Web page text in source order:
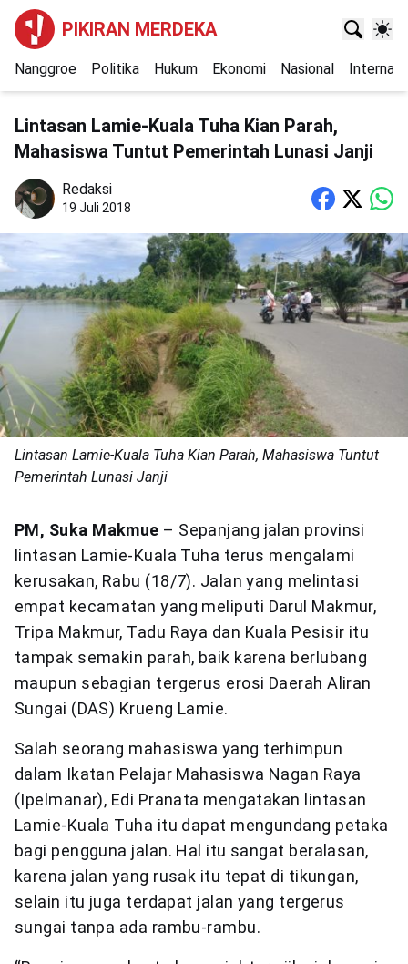
PIKIRAN MERDEKA
Nanggroe Politika Hukum Ekonomi Nasional
Lintasan Lamie-Kuala Tuha Kian Parah,
Mahasiswa Tuntut Pemerintah Lunasi Janji
Redaksi
19 Juli 2018
Lintasan Lamie-Kuala Tuha Kian Parah, Mahasiswa Tuntut
Pemerintah Lunasi Janji
PM, Suka Makmue – Sepanjang jalan provinsi
lintasan Lamie-Kuala Tuha terus mengalami
kerusakan, Rabu (18/7). Jalan yang melintasi
empat kecamatan yang meliputi Darul Makmur,
Tripa Makmur, Tadu Raya dan Kuala Pesisir itu
tampak semakin parah, baik karena berlubang
maupun sebagian tergerus erosi Daerah Aliran
Sungai (DAS) Krueng Lamie.
Salah seorang mahasiswa yang terhimpun
dalam Ikatan Pelajar Mahasiswa Nagan Raya
(Ipelmanar), Edi Pranata mengatakan lintasan
Lamie-Kuala Tuha itu dapat mengundang petaka
bagi pengguna jalan. Hal itu sangat beralasan,
karena jalan yang rusak itu tepat di tikungan,
selain itu juga terdapat jalan yang tergerus
sungai tanpa ada rambu-rambu.